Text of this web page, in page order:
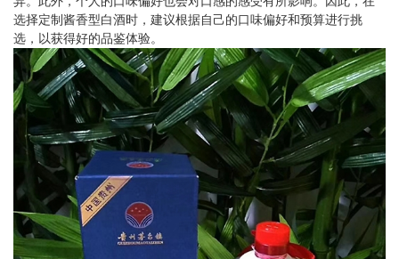
选择定制酱香型白酒时，建议根据自己的口味偏好和预算进行挑
选，以获得好的品鉴体验。